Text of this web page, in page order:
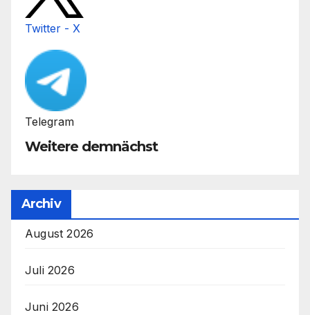
Twitter - X
Telegram
Weitere demnächst
Archiv
August 2026
Juli 2026
Juni 2026